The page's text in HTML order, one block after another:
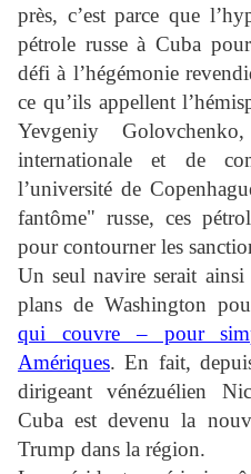
près, c’est parce que
pétrole russe à Cuba
défi à l’hégémonie
ce qu’ils appellent
Yevgeniy
internationale et de
l’université de
fantôme" russe, ces
pour contourner les
Un seul navire serait ainsi
plans de Washington
qui couvre – pour
Amériques. En fait,
dirigeant vénézuélien
Cuba est devenu la
Trump dans la région.